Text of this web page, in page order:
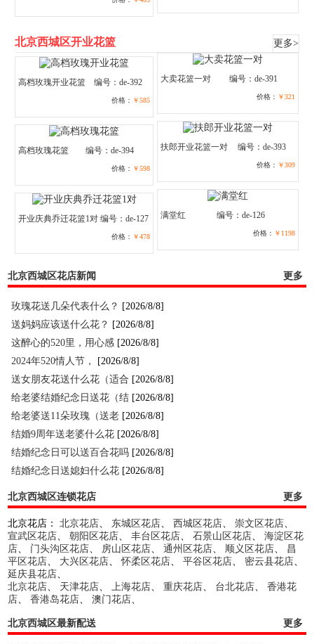
北京西城区开业花篮 更多>
高档玫瑰开业花篮 编号：de-392
价格： ￥585
大卖花篮一对 编号：de-391
价格： ￥321
高档玫瑰花篮 编号：de-394
价格： ￥598
扶郎开业花篮一对 编号：de-393
价格： ￥309
开业庆典乔迁花篮1对 编号：de-127
价格： ￥478
满堂红 编号：de-126
价格： ￥1198
北京西城区花店新闻 更多
玫瑰花送几朵代表什么？ [2026/8/8]
送妈妈应该送什么花？ [2026/8/8]
这醉心的520里，用心感 [2026/8/8]
2024年520情人节，
[2026/8/8]
送女朋友花送什么花（适合 [2026/8/8]
给老婆结婚纪念日送花（结 [2026/8/8]
给老婆送11朵玫瑰（送老 [2026/8/8]
结婚9周年送老婆什么花 [2026/8/8]
结婚纪念日可以送百合花吗 [2026/8/8]
结婚纪念日送媳妇什么花 [2026/8/8]
北京西城区连锁花店 更多
北京花店：北京花店、 东城区花店、西城区花店、崇文区花店、
宣武区花店、朝阳区花店、丰台区花店、石景山区花店、海淀区花
店、 门头沟区花店、 房山区花店、通州区花店、 顺义区花店、 昌
平区花店、 大兴区花店、怀柔区花店、平谷区花店、 密云县花店、
延庆县花店、
北京花店、 天津花店、上海花店、重庆花店、 台北花店、香港花
店、香港岛花店、澳门花店、
北京西城区最新配送 更多